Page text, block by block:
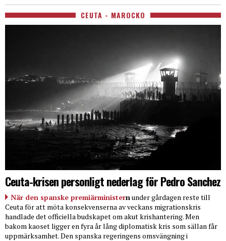
CEUTA - MAROCKO
Ceuta-krisen personligt nederlag för Pedro Sanchez
När den spanske premiärministernunder gårdagen reste till
Ceuta för att möta konsekvenserna av veckans migrationskris
handlade det officiella budskapet om akut krishantering. Men
bakom kaoset ligger en fyra år lång diplomatisk kris som sällan får
uppmärksamhet. Den spanska regeringens omsvängning i